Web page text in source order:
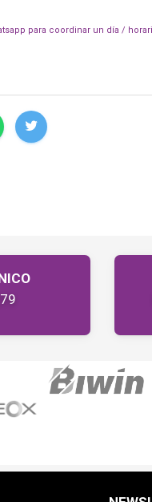
para coordinar un día /